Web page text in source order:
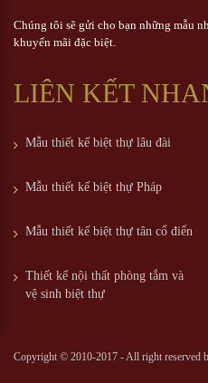
Chúng tôi sẽ gửi cho bạn những mẫu
khuyến mãi đặc biệt.
LIÊN KẾT
Mẫu thiết kế biệt thự lâu đài
Mẫu thiết kế biệt thự Pháp
Mẫu thiết kế biệt thự tân cổ điển
Thiết kế nội thất phòng tắm và
vệ sinh biệt thự
Copyright © 2010-2017 - All right reserved